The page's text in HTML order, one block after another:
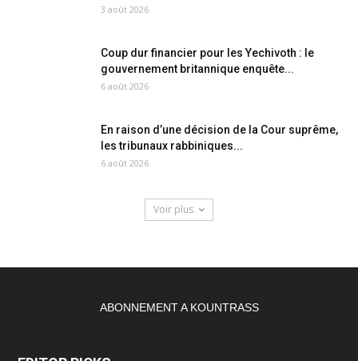
3 août 2026
Coup dur financier pour les Yechivoth : le
gouvernement britannique enquête...
6 août 2026
En raison d’une décision de la Cour suprême,
les tribunaux rabbiniques...
6 août 2026
Voir plus
ABONNEMENT A KOUNTRASS